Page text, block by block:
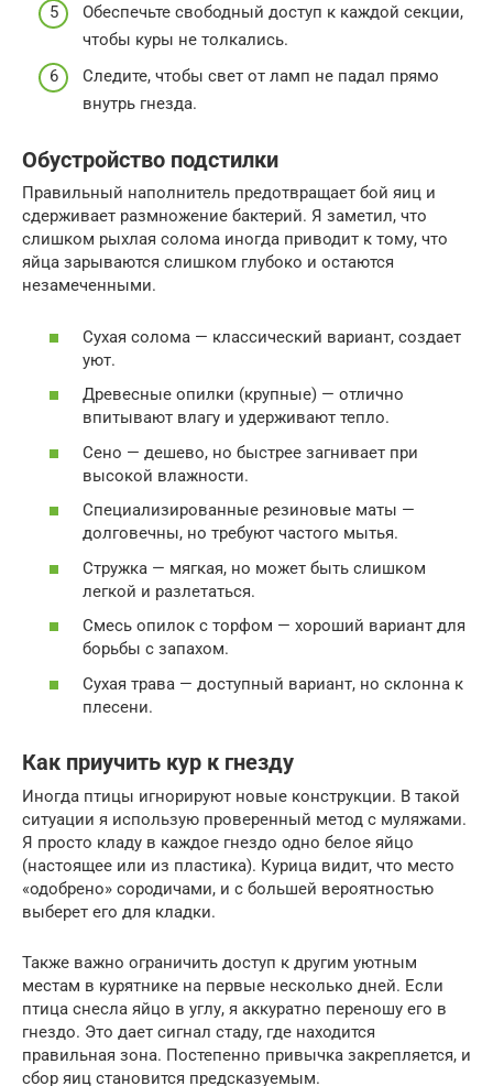
Обеспечьте свободный доступ к каждой секции,
чтобы куры не толкались.
Следите, чтобы свет от ламп не падал прямо
внутрь гнезда.
Обустройство подстилки
Правильный наполнитель предотвращает бой яиц и
сдерживает размножение бактерий. Я заметил, что
слишком рыхлая солома иногда приводит к тому, что
яйца зарываются слишком глубоко и остаются
незамеченными.
Сухая солома — классический вариант, создает
уют.
Древесные опилки (крупные) — отлично
впитывают влагу и удерживают тепло.
Сено — дешево, но быстрее загнивает при
высокой влажности.
Специализированные резиновые маты —
долговечны, но требуют частого мытья.
Стружка — мягкая, но может быть слишком
легкой и разлетаться.
Смесь опилок с торфом — хороший вариант для
борьбы с запахом.
Сухая трава — доступный вариант, но склонна к
плесени.
Как приучить кур к гнезду
Иногда птицы игнорируют новые конструкции. В такой
ситуации я использую проверенный метод с муляжами.
Я просто кладу в каждое гнездо одно белое яйцо
(настоящее или из пластика). Курица видит, что место
«одобрено» сородичами, и с большей вероятностью
выберет его для кладки.
Также важно ограничить доступ к другим уютным
местам в курятнике на первые несколько дней. Если
птица снесла яйцо в углу, я аккуратно переношу его в
гнездо. Это дает сигнал стаду, где находится
правильная зона. Постепенно привычка закрепляется, и
сбор яиц становится предсказуемым.